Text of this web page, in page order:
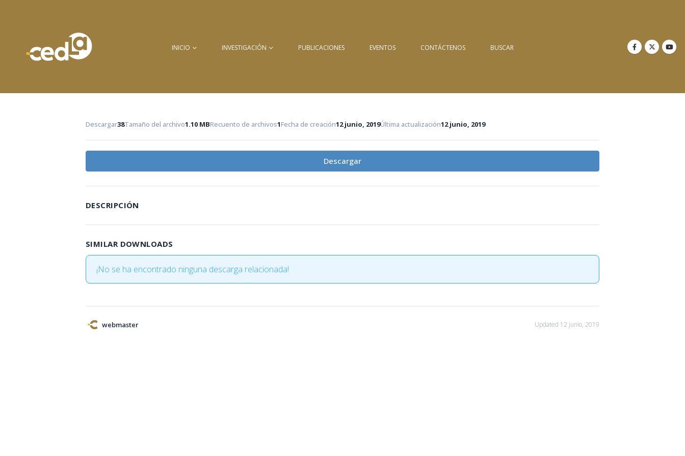
INICIO INVESTIGACIÓN PUBLICACIONES EVENTOS CONTÁCTENOS BUSCAR
Descargar38Tamaño del archivo1.10 MBRecuento de archivos1Fecha de creación12 junio, 2019Última actualización12 junio, 2019
Descargar
DESCRIPCIÓN
SIMILAR DOWNLOADS
¡No se ha encontrado ninguna descarga relacionada!
webmaster Updated 12 junio, 2019